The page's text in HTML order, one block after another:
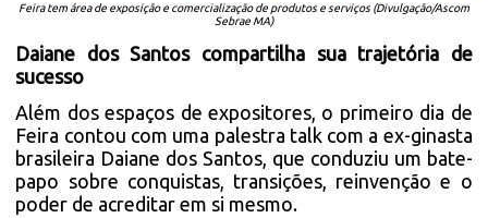
Feira tem área de exposição e comercialização de produtos e serviços (Divulgação/Ascom
Sebrae MA)
Daiane dos Santos compartilha sua trajetória de
sucesso
Além dos espaços de expositores, o primeiro dia de
Feira contou com uma palestra talk com a ex-ginasta
brasileira Daiane dos Santos, que conduziu um bate-
papo sobre conquistas, transições, reinvenção e o
poder de acreditar em si mesmo.